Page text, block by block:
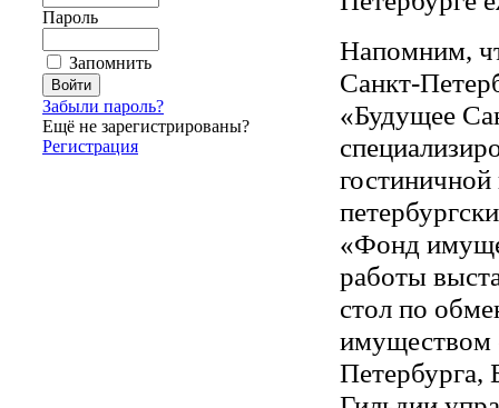
Пароль
Запомнить
Забыли пароль?
Ещё не зарегистрированы?
Регистрация
Напомним,
Санкт-
«Будущее
«Фонд
работы
стол по
имуществом
Петербурга,